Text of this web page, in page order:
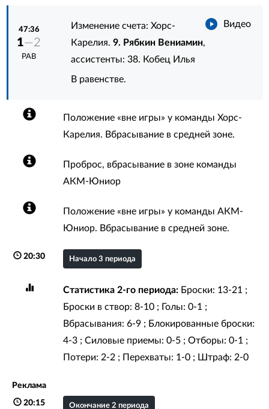
47:36
1—2
РАВ
Видео
Изменение счета: Хорс-
Карелия.9. Рябкин Вениамин,
ассистенты:38. Кобец Илья
В равенстве.
Положение «вне игры» у команды Хорс-
Карелия. Вбрасывание в средней зоне.
Проброс, вбрасывание в зоне команды
АКМ-Юниор
Положение «вне игры» у команды АКМ-
Юниор. Вбрасывание в средней зоне.
20:30 Начало 3 периода
Статистика 2-го периода:Броски: 13-21 ;
Броски в створ: 8-10 ; Голы: 0-1 ;
Вбрасывания: 6-9 ; Блокированные броски:
4-3 ; Силовые приемы: 0-5 ; Отборы: 0-1 ;
Потери: 2-2 ; Перехваты: 1-0 ; Штраф: 2-0
Реклама
20:15 Окончание 2 периода